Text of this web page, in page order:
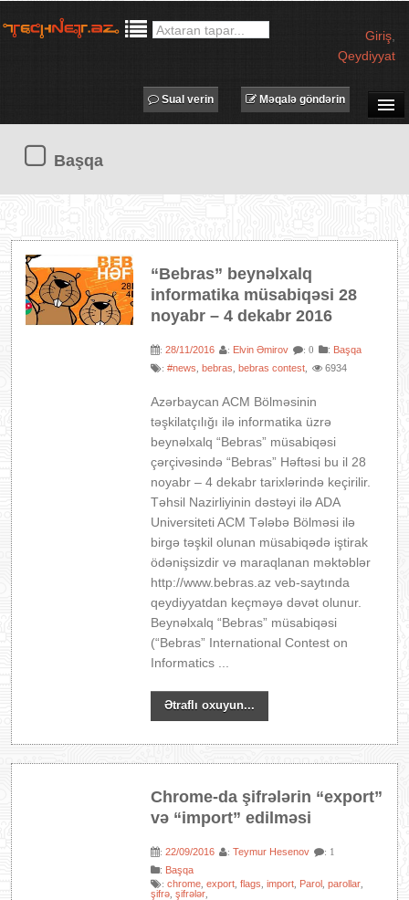
Giriş
Qeydiyyat
MƏQALƏLƏR
PROQRAMLAR
AVADANLIQLAR
XƏBƏRLƏR
Məqalə göndərin
Sual verin
Başqa
“Bebras” beynəlxalq
informatika müsabiqəsi 28
noyabr – 4 dekabr 2016
:28/11/2016 : Elvin Əmirov : 0 : Başqa
:#news bebras bebras contest 6934
Azərbaycan ACM Bölməsinin
təşkilatçılığı ilə informatika üzrə
beynəlxalq “Bebras” müsabiqəsi
çərçivəsində “Bebras” Həftəsi bu il 28
noyabr – 4 dekabr tarixlərində keçirilir.
Təhsil Nazirliyinin dəstəyi ilə ADA
Universiteti ACM Tələbə Bölməsi ilə
birgə təşkil olunan müsabiqədə iştirak
ödənişsizdir və maraqlanan məktəblər
http://www.bebras.az veb-saytında
qeydiyyatdan keçməyə dəvət olunur.
Beynəlxalq “Bebras” müsabiqəsi
(“Bebras” International Contest on
Informatics ...
Ətraflı oxuyun...
Chrome-da şifrələrin “export”
və “import” edilməsi
:22/09/2016 :Teymur Hesenov : 1
: Başqa
:chrome ,export ,flags ,import Parol ,parollar
şifrə ,şifrələr